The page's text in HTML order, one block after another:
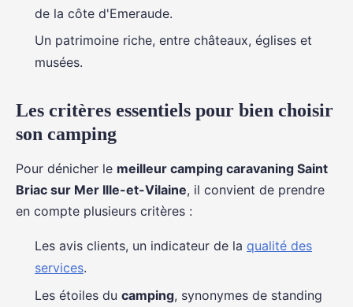
de la côte d'Emeraude.
Un patrimoine riche, entre châteaux, églises et
musées.
Les critères essentiels pour bien choisir
son camping
Pour dénicher le meilleur camping caravaning Saint
Briac sur Mer Ille-et-Vilaine, il convient de prendre
en compte plusieurs critères :
Les avis clients, un indicateur de la qualité des
services.
Les étoiles du camping, synonymes de standing